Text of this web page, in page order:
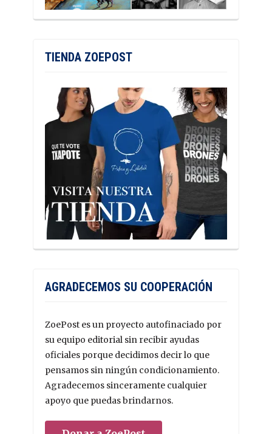
TIENDA ZOEPOST
AGRADECEMOS SU COOPERACIÓN
ZoePost es un proyecto autofinaciado por
su equipo editorial sin recibir ayudas
oficiales porque decidimos decir lo que
pensamos sin ningún condicionamiento.
Agradecemos sinceramente cualquier
apoyo que puedas brindarnos.